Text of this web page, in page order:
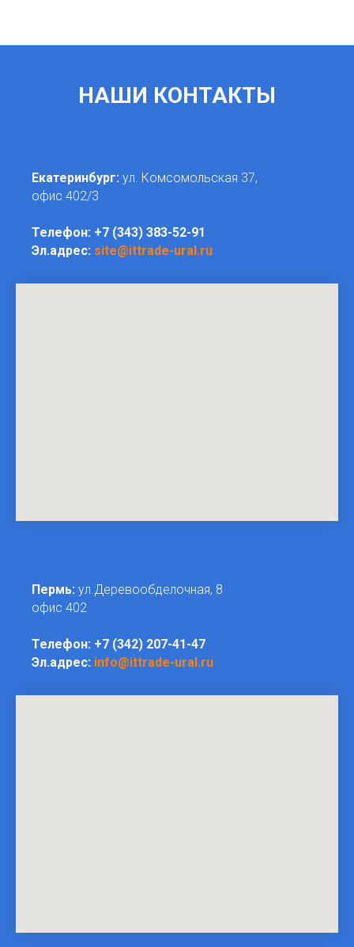
НАШИ КОНТАКТЫ
Екатеринбург: ул. Комсомольская 37,
офис 402/3
Телефон: +7 (343) 383-52-91
Эл.адрес: site@ittrade-ural.ru
Пермь: ул.Деревообделочная, 8
офис 402
Телефон: +7 (342) 207-41-47
Эл.адрес: info@ittrade-ural.ru